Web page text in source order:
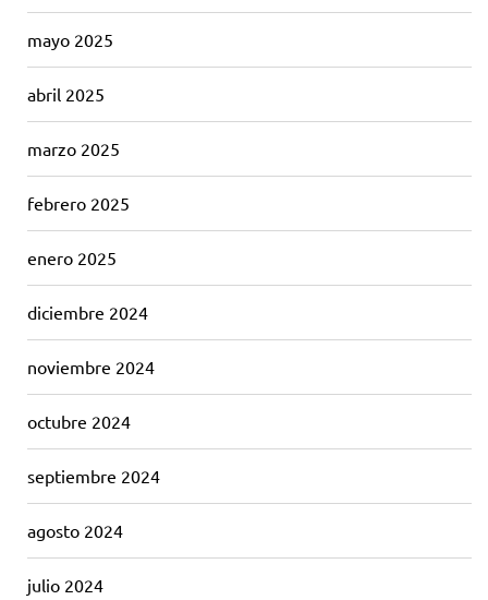
mayo 2025
abril 2025
marzo 2025
febrero 2025
enero 2025
diciembre 2024
noviembre 2024
octubre 2024
septiembre 2024
agosto 2024
julio 2024